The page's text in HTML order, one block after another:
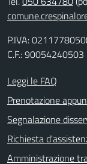
P.IVA:
C.F.: 90054240503
Leggi le FAQ
Prenotazione
Segnalazione
Richiesta
Amministrazione